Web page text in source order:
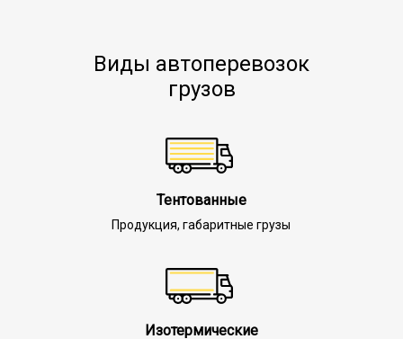
Виды автоперевозок
грузов
Тентованные
Продукция, габаритные грузы
Изотермические